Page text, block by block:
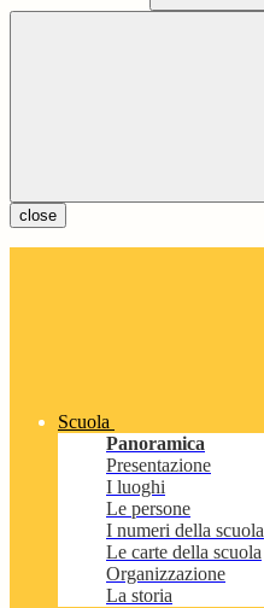
close
Scuola
Panoramica
Presentazione
I luoghi
Le persone
I numeri della scuola
Le carte della scuola
Organizzazione
La storia